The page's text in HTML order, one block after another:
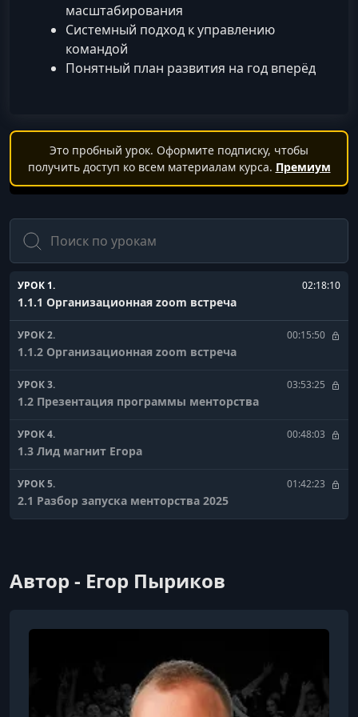
масштабирования
Системный подход к управлению
командой
Понятный план развития на год вперёд
Это пробный урок. Оформите подписку, чтобы
получить доступ ко всем материалам курса. Премиум
Поиск
УРОК 1. 02:18:10
1.1.1 Организационная zoom встреча
УРОК 2. 00:15:50
1.1.2 Организационная zoom встреча
УРОК 3. 03:53:25
1.2 Презентация программы менторства
УРОК 4. 00:48:03
1.3 Лид магнит Егора
УРОК 5. 01:42:23
2.1 Разбор запуска менторства 2025
УРОК 7.
УРОК 8. 01:02:02
01:16:57
3. Кастдевы и анализ аудитории
Автор - Егор Пыриков